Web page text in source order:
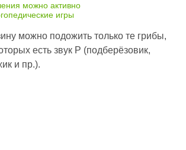
можно активно
игры
можно подожить только те грибы,
есть звук Р (подберёзовик,
и пр.).